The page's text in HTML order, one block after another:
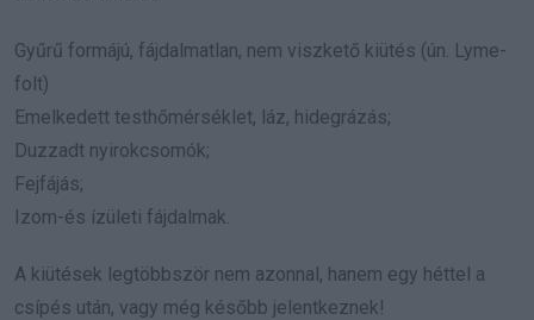
Gyűrű formájú, fájdalmatlan, nem viszkető kiütés (ún. Lyme-
folt)
Emelkedett testhőmérséklet, láz, hidegrázás;
Duzzadt nyirokcsomók;
Fejfájás;
Izom-és ízületi fájdalmak.
A kiütések legtöbbször nem azonnal, hanem egy héttel a
csípés után, vagy még később jelentkeznek!